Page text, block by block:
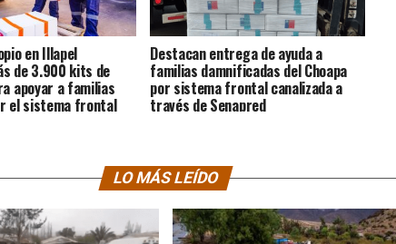
en Illapel
de 3.900 kits de
apoyar a familias
el sistema frontal
Destacan entrega de ayuda a
familias damnificadas del Choapa
por sistema frontal canalizada a
través de Senapred
LO MÁS LEÍDO